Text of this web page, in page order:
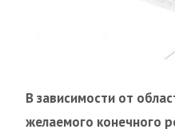
В зависимости от
желаемого конечного